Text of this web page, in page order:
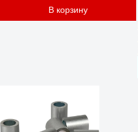
В корзину